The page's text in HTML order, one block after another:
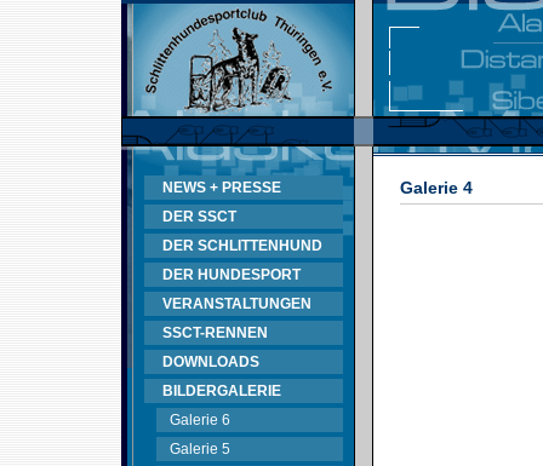
NEWS + PRESSE
DER SSCT
DER SCHLITTENHUND
DER HUNDESPORT
VERANSTALTUNGEN
SSCT-RENNEN
DOWNLOADS
BILDERGALERIE
Galerie 6
Galerie 5
Galerie 4